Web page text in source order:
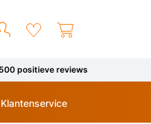
positieve reviews
Klantenservice